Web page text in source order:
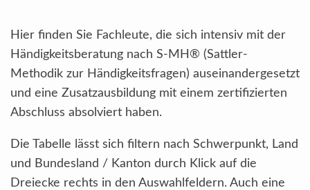
Hier finden Sie Fachleute, die sich intensiv mit der
Händigkeitsberatung nach S-MH® (Sattler-
Methodik zur Händigkeitsfragen) auseinandergesetzt
und eine Zusatzausbildung mit einem zertifizierten
Abschluss absolviert haben.
Die Tabelle lässt sich filtern nach Schwerpunkt, Land
und Bundesland / Kanton durch Klick auf die
Dreiecke rechts in den Auswahlfeldern. Auch eine